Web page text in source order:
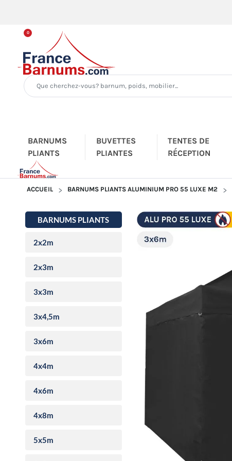
0
BARNUMS
PLIANTS
BUVETTES
PLIANTES
TENTES DE
RÉCEPTION
ACCUEIL BARNUMS PLIANTS ALUMINIUM PRO 55 LUXE M2
BARNUMS PLIANTS
2x2m
2x3m
3x3m
3x4,5m
3x6m
4x4m
4x6m
4x8m
5x5m